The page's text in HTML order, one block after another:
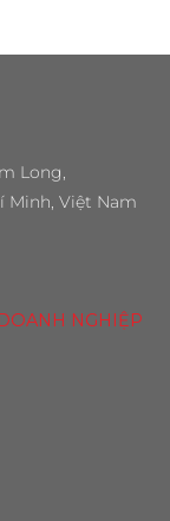
Long,
Minh, Việt Nam
NGHIỆP